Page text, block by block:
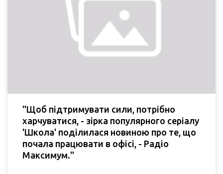
"Щоб підтримувати сили, потрібно
харчуватися, - зірка популярного серіалу
'Школа' поділилася новиною про те, що
почала працювати в офісі, - Радіо
Максимум."